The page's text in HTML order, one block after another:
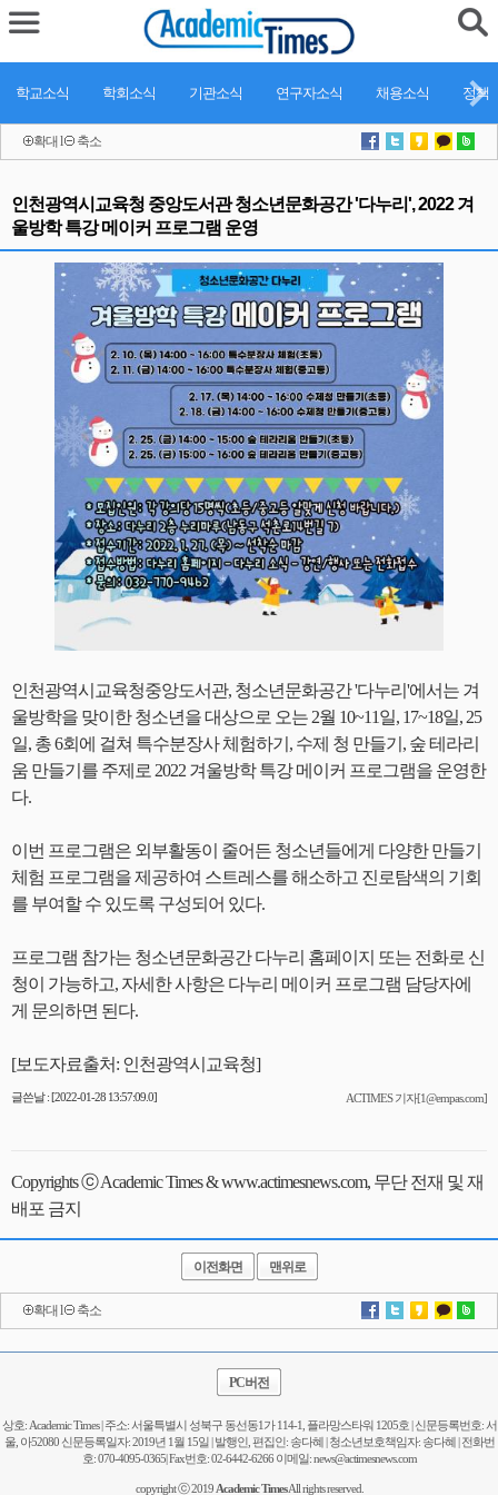
학교소식 학회소식 기관소식 연구자소식 채용소식 정책
확대 l 축소
인천광역시교육청 중앙도서관 청소년문화공간 '다누리', 2022 겨
울방학 특강 메이커 프로그램 운영
인천광역시교육청중앙도서관, 청소년문화공간 '다누리'에서는 겨
울방학을 맞이한 청소년을 대상으로 오는 2월 10~11일, 17~18일, 25
일, 총 6회에 걸쳐 특수분장사 체험하기, 수제 청 만들기, 숲 테라리
움 만들기를 주제로 2022 겨울방학 특강 메이커 프로그램을 운영한
다.
이번 프로그램은 외부활동이 줄어든 청소년들에게 다양한 만들기
체험 프로그램을 제공하여 스트레스를 해소하고 진로탐색의 기회
를 부여할 수 있도록 구성되어 있다.
프로그램 참가는 청소년문화공간 다누리 홈페이지 또는 전화로 신
청이 가능하고, 자세한 사항은 다누리 메이커 프로그램 담당자에
게 문의하면 된다.
[보도자료출처: 인천광역시교육청]
글쓴날 : [2022-01-28 13:57:09.0] ACTIMES 기자[1@empas.com]
Copyrights ⓒ Academic Times & www.actimesnews.com, 무단 전재 및 재
배포 금지
이전화면 맨위로
확대 l 축소
PC버전
상호: Academic Times | 주소: 서울특별시 성북구 동선동1가 114-1, 플라망스타워 1205호 | 신문등록번호: 서
울, 아52080 신문등록일자: 2019년 1월 15일 | 발행인, 편집인: 송다혜 | 청소년보호책임자: 송다혜 | 전화번
호: 070-4095-0365| Fax번호: 02-6442-6266 이메일: news@actimesnews.com
copyright ⓒ 2019 Academic TimesAll rights reserved.